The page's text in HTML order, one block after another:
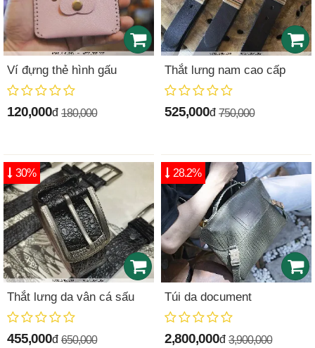
Ví đựng thẻ hình gấu
120,000đ 180,000
Thắt lưng nam cao cấp
525,000đ 750,000
Thắt lưng da vân cá sấu
455,000đ 650,000
30%
Túi da document
2,800,000đ 3,900,000
28.2%